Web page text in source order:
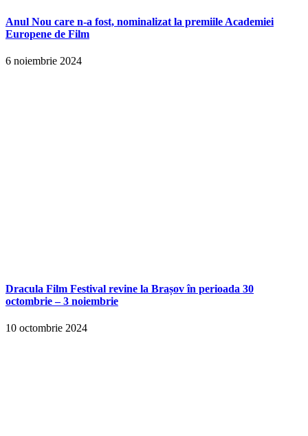
Anul Nou care n-a fost, nominalizat la premiile Academiei
Europene de Film
6 noiembrie 2024
Dracula Film Festival revine la Brașov în perioada 30
octombrie – 3 noiembrie
10 octombrie 2024